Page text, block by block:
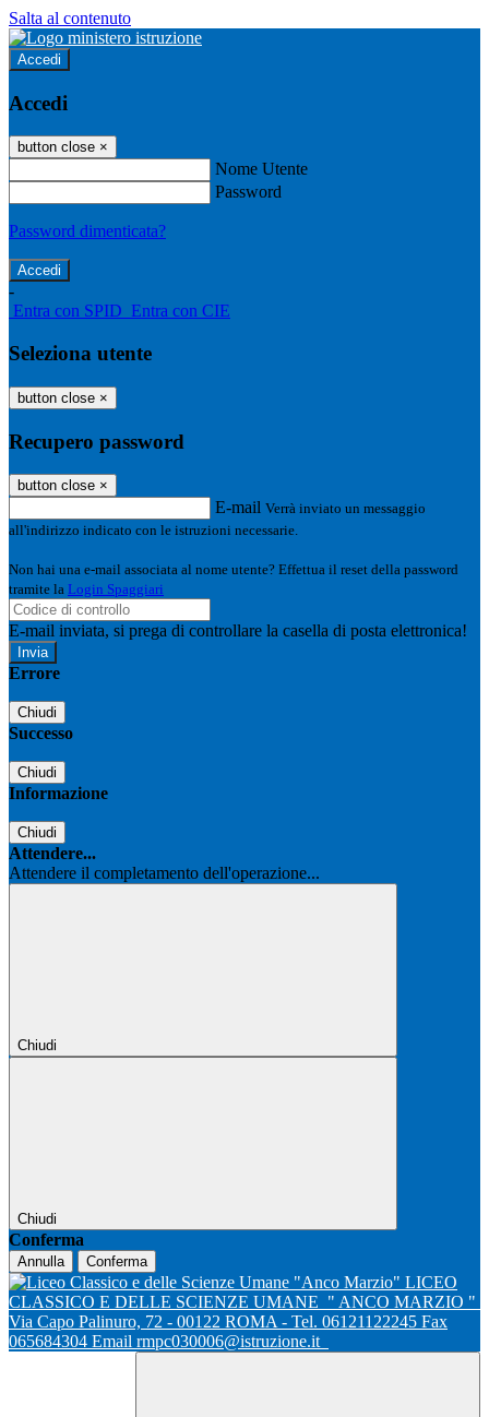
Salta al contenuto
Accedi
Accedi
button close ×
Nome Utente
Password
Password dimenticata?
-
Entra con SPID Entra con CIE
Seleziona utente
button close ×
Recupero password
button close ×
E-mail Verrà inviato un messaggio
all'indirizzo indicato con le istruzioni necessarie.
Non hai una e-mail associata al nome utente? Effettua il reset della password
tramite la Login Spaggiari
E-mail inviata, si prega di controllare la casella di posta elettronica!
Errore
Chiudi
Successo
Chiudi
Informazione
Chiudi
Attendere...
Attendere il completamento dell'operazione...
Chiudi
Chiudi
Conferma
Annulla Conferma
LICEO
CLASSICO E DELLE SCIENZE UMANE " ANCO MARZIO "
Via Capo Palinuro, 72 - 00122 ROMA - Tel. 06121122245 Fax
065684304 Email rmpc030006@istruzione.it